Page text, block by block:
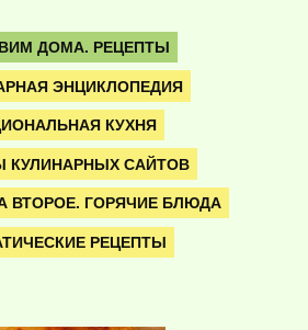
ДОМА. РЕЦЕПТЫ
ЭНЦИКЛОПЕДИЯ
КУХНЯ
КУЛИНАРНЫХ САЙТОВ
ВТОРОЕ. ГОРЯЧИЕ БЛЮДА
РЕЦЕПТЫ